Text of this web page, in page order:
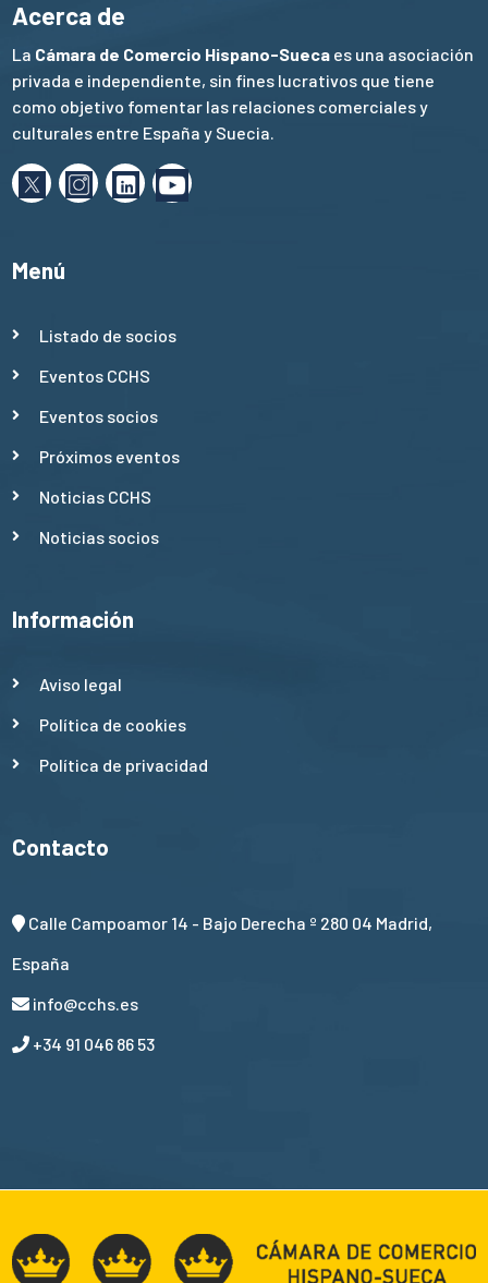
Acerca de
La Cámara de Comercio Hispano-Sueca es una asociación
privada e independiente, sin fines lucrativos que tiene
como objetivo fomentar las relaciones comerciales y
culturales entre España y Suecia.
Menú
Listado de socios
Eventos CCHS
Eventos socios
Próximos eventos
Noticias CCHS
Noticias socios
Información
Aviso legal
Política de cookies
Política de privacidad
Contacto
Calle Campoamor 14 - Bajo Derecha º 280 04 Madrid,
España
info@cchs.es
+34 91 046 86 53